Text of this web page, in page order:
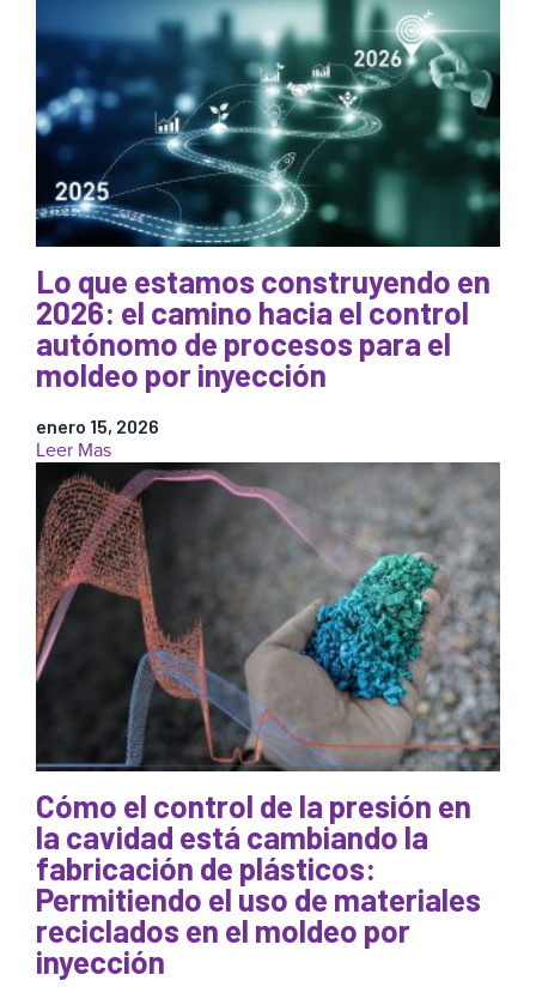
los
conceptos
del
moldeo
por
inyección
automatizado:
un
potente
enfoque
científico
con
DECOUPLED
MOLDING®
que
a
la
autonomía
de
los
moldeadores.
Lo que estamos construyendo en
2026: el camino hacia el control
autónomo de procesos para el
moldeo por inyección
enero 15, 2026
Leer Mas:
que
estamos
construyendo
en
2026:
camino
hacia
control
autónomo
de
para
el
moldeo
por
inyección
Cómo el control de la presión en
la cavidad está cambiando la
fabricación de plásticos:
Permitiendo el uso de materiales
reciclados en el moldeo por
inyección